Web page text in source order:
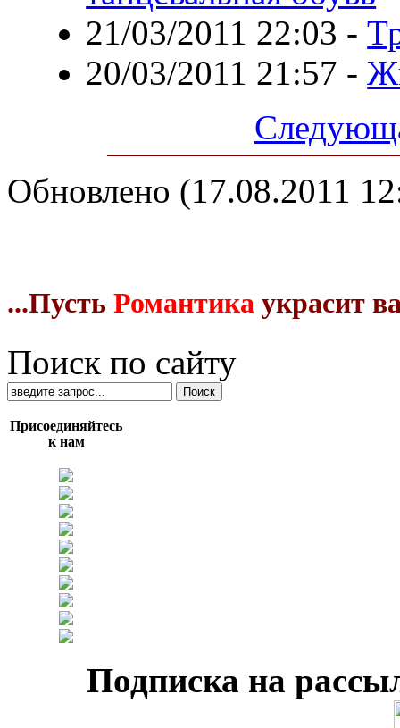
21/03/2011 22:03 -
20/03/2011 21:57 -
Обновлено (17.08.2011
...Пусть Романтика украсит
Поиск по сайту
Присоединяйтесь
к нам
Подписка на